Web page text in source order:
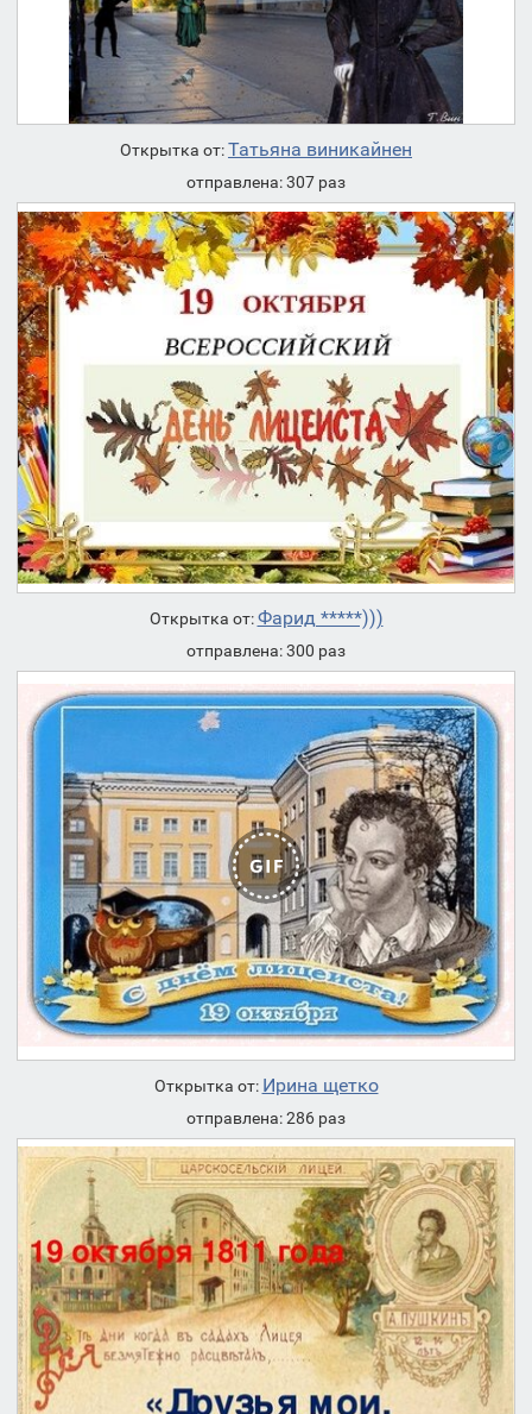
Открытка от:Татьяна виникайнен
отправлена: 307 раз
Открытка от:Фарид *****)))
отправлена: 300 раз
Открытка от: Ирина щетко
отправлена: 286 раз